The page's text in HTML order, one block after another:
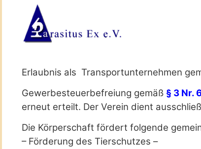
Erlaubnis als Transportunternehmen
Gewerbesteuerbefreiung gemäß § 3 Nr.
erneut erteilt. Der Verein dient
Die Körperschaft fördert folgende
– Förderung des Tierschutzes –